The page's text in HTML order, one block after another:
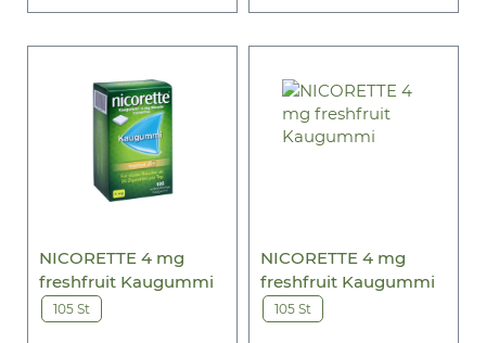
NICORETTE 4 mg
freshfruit Kaugummi
105 St
NICORETTE 4 mg
freshfruit Kaugummi
105 St